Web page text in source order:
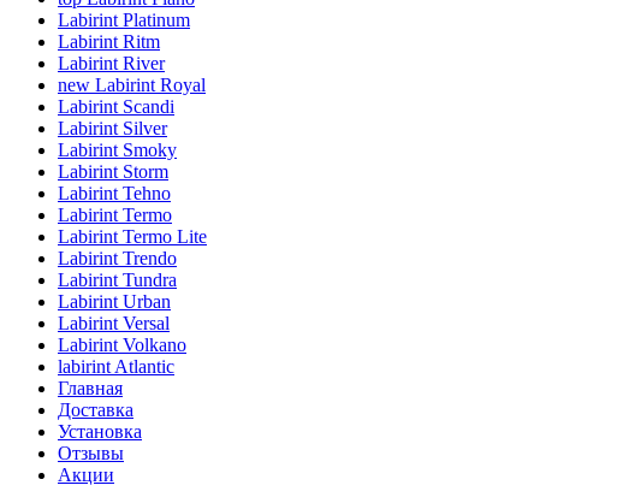
Labirint Platinum
Labirint Ritm
Labirint River
new Labirint Royal
Labirint Scandi
Labirint Silver
Labirint Smoky
Labirint Storm
Labirint Tehno
Labirint Termo
Labirint Termo Lite
Labirint Trendo
Labirint Tundra
Labirint Urban
Labirint Versal
Labirint Volkano
labirint Atlantic
Главная
Доставка
Установка
Отзывы
Акции